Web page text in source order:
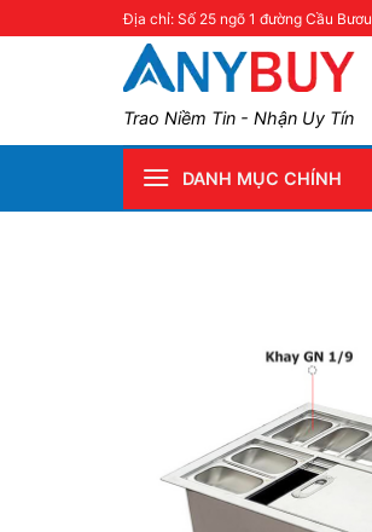
Địa chỉ: Số 25 ngõ 1 đường Cầu
Trao Niềm Tin - Nhận Uy Tín
DANH MỤC CHÍNH